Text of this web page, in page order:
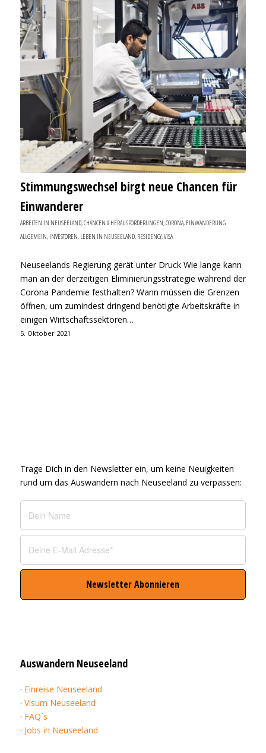
Stimmungswechsel birgt neue Chancen für
Einwanderer
ARBEITEN IN NEUSEELAND,CHANCEN & HERAUSFORDERUNGEN,CORONA, EINWANDERUNG
ALLGEMEIN, INVESTOREN, LEBEN IN NEUSEELAND, RESIDENCY,VISA
Neuseelands Regierung gerät unter Druck Wie lange kann
man an der derzeitigen Eliminierungsstrategie während der
Corona Pandemie festhalten? Wann müssen die Grenzen
öffnen, um zumindest dringend benötigte Arbeitskräfte in
einigen Wirtschaftssektoren…
5. Oktober 2021
Trage Dich in den Newsletter ein, um keine Neuigkeiten
rund um das Auswandern nach Neuseeland zu verpassen:
Auswandern Neuseeland
· Einreise Neuseeland
· Visum Neuseeland
· FAQ´s
· Jobs in Neuseeland